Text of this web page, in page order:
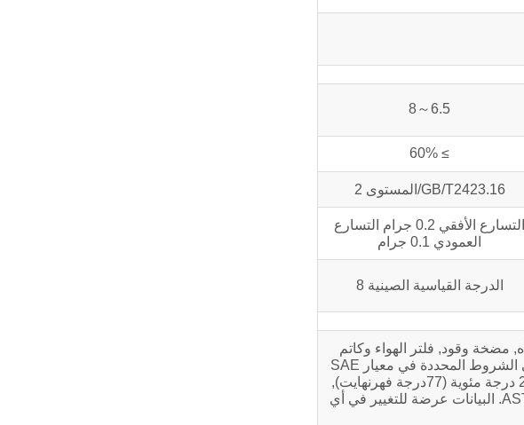
6.5～8
≥ 60%
GB/T2423.16/المستوى 2
التسارع الأفقي 0.2 جرام التسارع
العمودي 0.1 جرام
الدرجة القياسية الصينية 8
مضخة وقود, فلتر الهواء وكاتم
الصوت, ولكن لا تشمل المولد, المكبس الهوائي, معجب, المعدات الاختيارية وأجزاء القيادة. تعتمد جميع البيانات على الشروط المحددة في معيار SAE
J1349 – البحر 90 م (300قدم.), الضغط الجوي 100 كيلو باسكال (29.61بوصة زئبق), درجة حرارة الهواء الداخل 25 درجة مئوية (77درجة فهرنهايت),
ضغط بخار الماء 1.0 كيلو باسكال (0.30بوصة زئبق) ), استخدام المعيار 2# الديزل أو الديزل الذي يتوافق مع ASTM D2. البيانات عرضة للتغيير في أي